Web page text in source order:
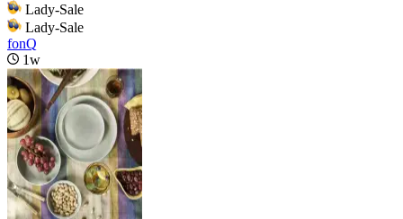
Lady-Sale
Lady-Sale
fonQ
1w